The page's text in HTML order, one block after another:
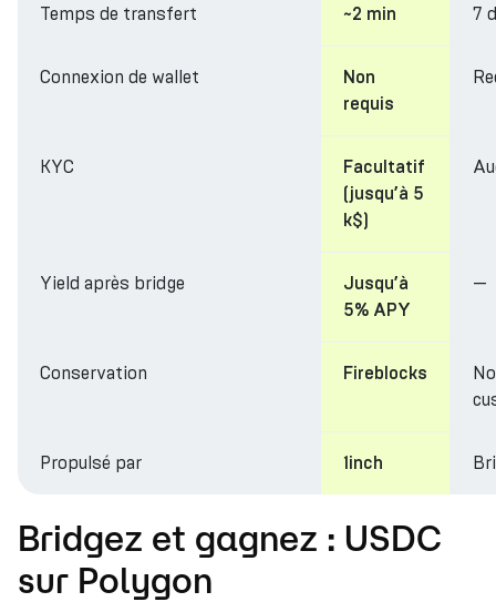
Temps de transfert ~2 min 7
Connexion de wallet
Non
requis
KYC
Facultatif
(jusqu’à 5
k$)
Yield après bridge
Jusqu’à
5% APY
—
Conservation Fireblocks
Propulsé par 1inch
Bridgez et gagnez : USDC
sur Polygon